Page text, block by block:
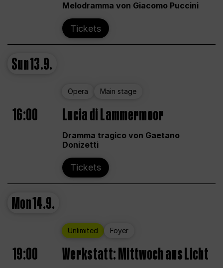
Melodramma von Giacomo Puccini
Tickets
Sun13.9.
Opera Main stage
16:00 Lucia di Lammermoor
Dramma tragico von Gaetano
Donizetti
Tickets
Mon14.9.
Unlimited Foyer
19:00 Werkstatt: Mittwoch aus Licht